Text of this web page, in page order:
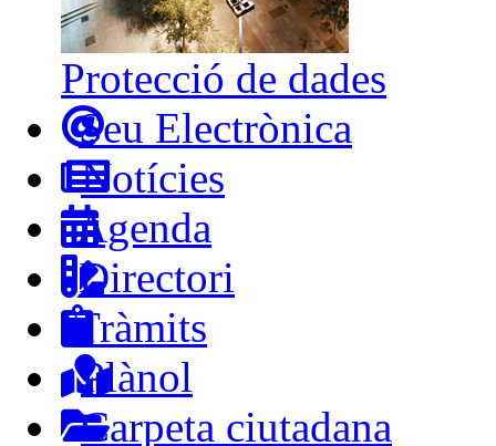
Protecció de dades
Seu Electrònica
Notícies
Agenda
Directori
Tràmits
Plànol
Carpeta ciutadana